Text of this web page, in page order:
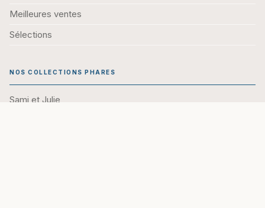
Meilleures ventes
Sélections
NOS COLLECTIONS PHARES
Sami et Julie